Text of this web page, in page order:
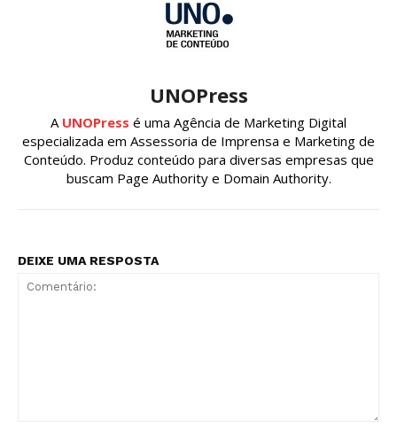
UNOPress
A UNOPress é uma Agência de Marketing Digital
especializada em Assessoria de Imprensa e Marketing de
Conteúdo. Produz conteúdo para diversas empresas que
buscam Page Authority e Domain Authority.
DEIXE UMA RESPOSTA